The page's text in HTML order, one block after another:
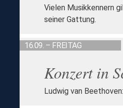
Vielen Musikkennern
seiner Gattung.
16.09. – FREITAG
Konzert in
Ludwig van